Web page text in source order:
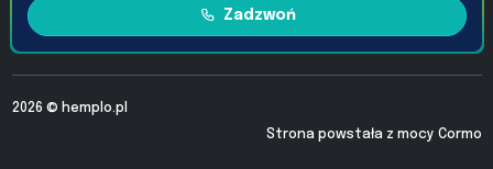
Zadzwoń
2026 © hemplo.pl
Strona powstała z mocy Cormo